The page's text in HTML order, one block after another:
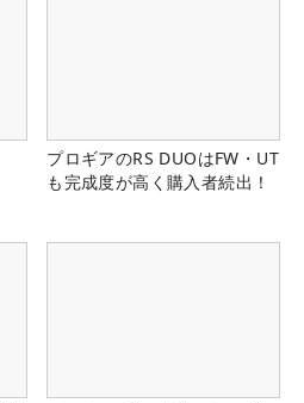
プロギアのRS DUOはFW・UT
も完成度が高く購入者続出！